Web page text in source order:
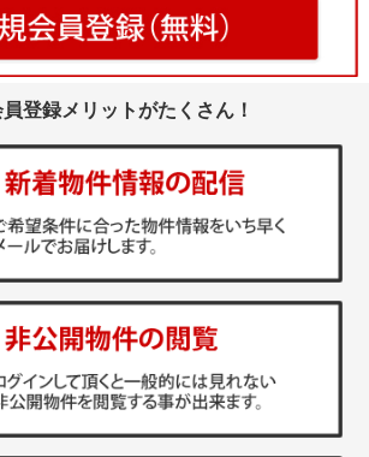
登録メリットがたくさん！